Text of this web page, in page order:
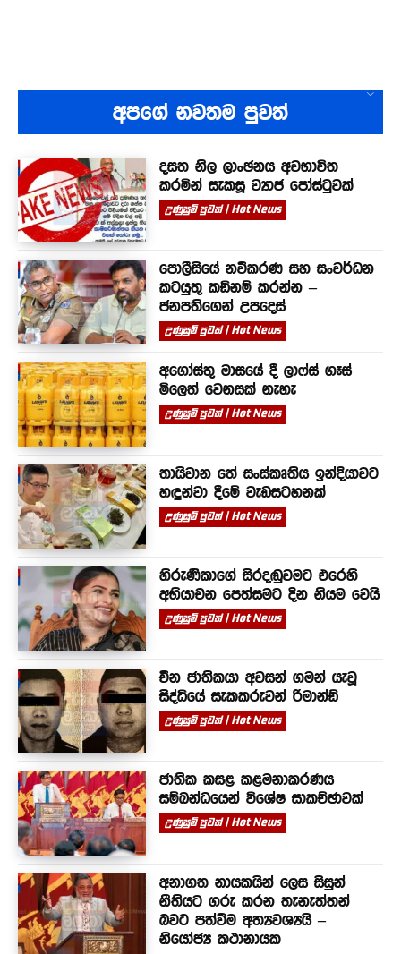
අපගේ නවතම පුවත්
දසත නිල ලාංඡනය අවභාවිත
කරමින් සැකසූ ව්‍යාජ පෝස්ටුවක්
උණුසුම් පුවත් | Hot News
පොලීසියේ නවීකරණ සහ සංවර්ධන
කටයුතු කඩිනම් කරන්න –
ජනපතිගෙන් උපදෙස්
උණුසුම් පුවත් | Hot News
අගෝස්තු මාසයේ දී ලාෆ්ස් ගෑස්
මිලෙත් වෙනසක් නැහැ
උණුසුම් පුවත් | Hot News
තායිවාන තේ සංස්කෘතිය ඉන්දියාවට
හඳුන්වා දීමේ වැඩසටහනක්
උණුසුම් පුවත් | Hot News
හිරුණිකාගේ සිරදඬුවමට එරෙහි
අභියාචන පෙත්සමට දින නියම වෙයි
උණුසුම් පුවත් | Hot News
චීන ජාතිකයා අවසන් ගමන් යැවූ
සිද්ධියේ සැකකරුවන් රිමාන්ඩ්
උණුසුම් පුවත් | Hot News
ජාතික කසළ කළමනාකරණය
සම්බන්ධයෙන් විශේෂ සාකච්ඡාවක්
උණුසුම් පුවත් | Hot News
අනාගත නායකයින් ලෙස සිසුන්
නීතියට ගරු කරන තැනැත්තන්
බවට පත්වීම අත්‍යවශ්‍යයි –
නියෝජ්‍ය කථානායක